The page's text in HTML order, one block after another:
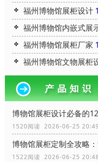
福州博物馆展柜设计
福州博物馆内嵌式展
福州博物馆展柜厂家
福州博物馆文物展柜
博物馆展柜设计必备的
1520阅读 2026-06-25
博物馆展柜定制全攻略
1522阅读 2026-06-25